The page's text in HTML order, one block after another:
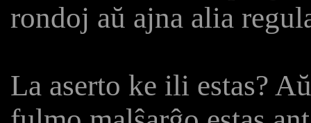
rondoj aŭ ajna alia
La aserto ke ili estas?